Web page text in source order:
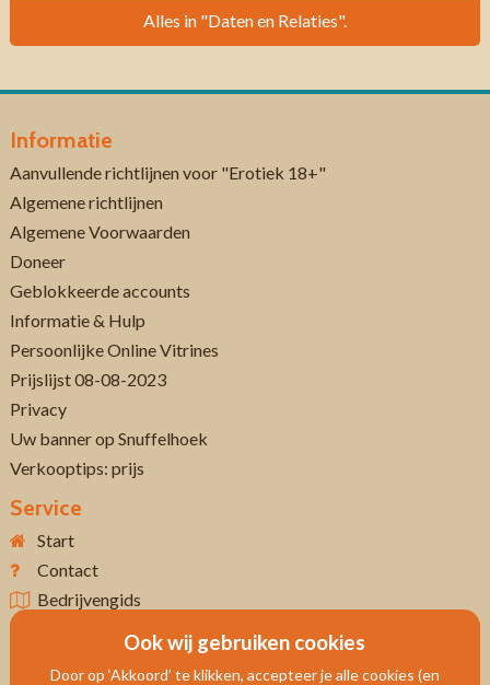
Alles in "Daten en Relaties".
Informatie
Aanvullende richtlijnen voor "Erotiek 18+"
Algemene richtlijnen
Algemene Voorwaarden
Doneer
Geblokkeerde accounts
Informatie & Hulp
Persoonlijke Online Vitrines
Prijslijst 08-08-2023
Privacy
Uw banner op Snuffelhoek
Verkooptips: prijs
Service
Start
Contact
Bedrijvengids
Ook wij gebruiken cookies
Door op ‘Akkoord’ te klikken, accepteer je alle cookies (en